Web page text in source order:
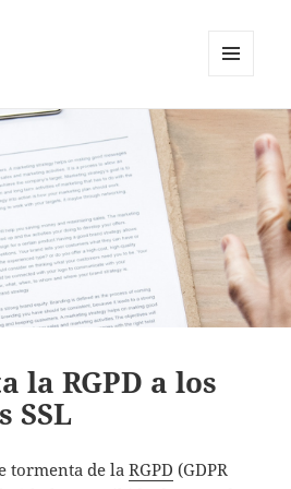
la RGPD a los
SSL
tormenta de laRGPD (GDPR